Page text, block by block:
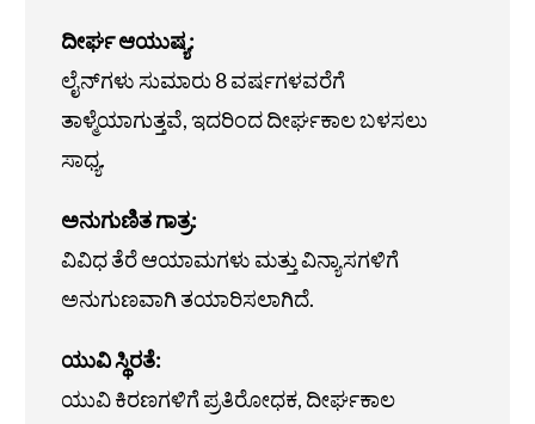
ದೀರ್ಘ ಆಯುಷ್ಯ:
ಲೈನ್‌ಗಳು ಸುಮಾರು 8 ವರ್ಷಗಳವರೆಗೆ
ತಾಳ್ಮೆಯಾಗುತ್ತವೆ, ಇದರಿಂದ ದೀರ್ಘಕಾಲ ಬಳಸಲು
ಸಾಧ್ಯ.
ಅನುಗುಣಿತ ಗಾತ್ರ:
ವಿವಿಧ ತೆರೆ ಆಯಾಮಗಳು ಮತ್ತು ವಿನ್ಯಾಸಗಳಿಗೆ
ಅನುಗುಣವಾಗಿ ತಯಾರಿಸಲಾಗಿದೆ.
ಯುವಿ ಸ್ಥಿರತೆ:
ಯುವಿ ಕಿರಣಗಳಿಗೆ ಪ್ರತಿರೋಧಕ, ದೀರ್ಘಕಾಲ